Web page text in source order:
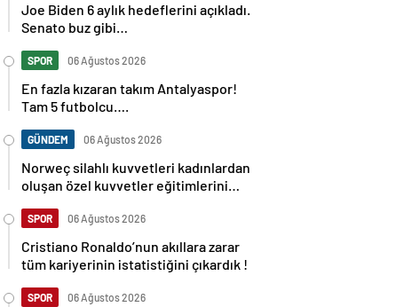
Joe Biden 6 aylık hedeflerini açıkladı.
Senato buz gibi…
SPOR 06 Ağustos 2026
En fazla kızaran takım Antalyaspor!
Tam 5 futbolcu….
GÜNDEM 06 Ağustos 2026
Norweç silahlı kuvvetleri kadınlardan
oluşan özel kuvvetler eğitimlerini
SPOR 06 Ağustos 2026
Cristiano Ronaldo’nun akıllara zarar
tüm kariyerinin istatistiğini çıkardık !
SPOR 06 Ağustos 2026